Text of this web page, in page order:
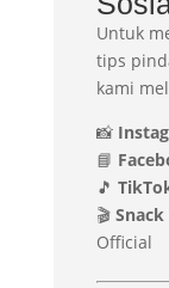
Untuk
tips
kami
📸
📘
🎵
🎬 Snack
Official